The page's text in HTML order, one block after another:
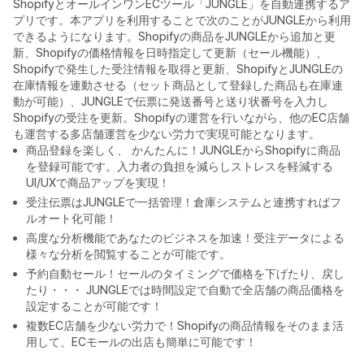
ShopifyとオールインワンECツール「JUNGLE」を自動連携するア
プリです。本アプリを利用することで次のことがJUNGLEから利用
できるようになります。Shopifyの商品をJUNGLEから追加と更
新、Shopifyの価格情報を日時指定して更新（セール機能）、
Shopifyで発生した受注情報を取得と更新、ShopifyとJUNGLEの
在庫情報を連動させる（セット商品として登録した商品も在庫連
動が可能）、JUNGLEで伝票に発送番号と送り状番号を入力し
Shopifyの受注を更新。Shopifyの運営を行いながら、他のEC店舗
も運営する多店舗運営を少ない労力で実現可能となります。
商品登録を楽しく、 かんたんに！JUNGLEからShopifyに商品
を登録可能です。入力者の負担を減らしストレスを軽減する
UI/UXで商品アップを実現！
受注伝票はJUNGLEで一括管理！倉庫システムと連携すればフ
ルオート化可能！
高度な分析機能であなたのビジネスを加速！受注データによる
様々な分析を閲覧することが可能です。
予約自動セール！セールのタイミングで価格を下げたり、戻し
たり・・・ JUNGLEでは時間設定で自動で全店舗の商品価格を
設定することが可能です！
複数EC店舗を少ない労力で！Shopifyの商品情報をそのまま活
用して、ECモールの出店も簡単に可能です！